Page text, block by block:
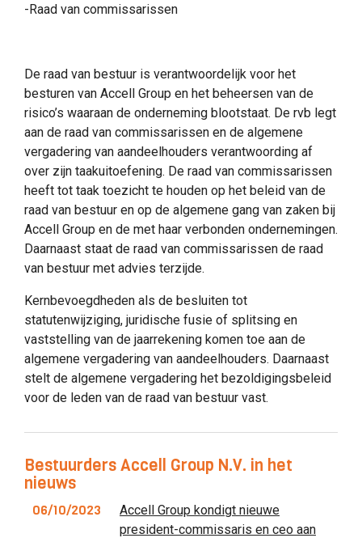
-Raad van commissarissen
De raad van bestuur is verantwoordelijk voor het
besturen van Accell Group en het beheersen van de
risico’s waaraan de onderneming blootstaat. De rvb legt
aan de raad van commissarissen en de algemene
vergadering van aandeelhouders verantwoording af
over zijn taakuitoefening. De raad van commissarissen
heeft tot taak toezicht te houden op het beleid van de
raad van bestuur en op de algemene gang van zaken bij
Accell Group en de met haar verbonden ondernemingen.
Daarnaast staat de raad van commissarissen de raad
van bestuur met advies terzijde.
Kernbevoegdheden als de besluiten tot
statutenwijziging, juridische fusie of splitsing en
vaststelling van de jaarrekening komen toe aan de
algemene vergadering van aandeelhouders. Daarnaast
stelt de algemene vergadering het bezoldigingsbeleid
voor de leden van de raad van bestuur vast.
Bestuurders Accell Group N.V. in het
nieuws
06/10/2023
Accell Group kondigt nieuwe
president-commissaris en ceo aan